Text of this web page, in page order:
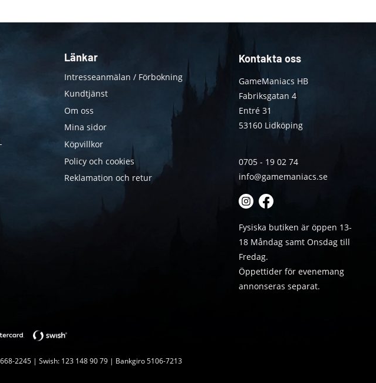
Länkar
Intresseanmälan / Förbokning
Kundtjänst
Om oss
Mina sidor
Köpvillkor
Policy och cookies
Reklamation och retur
Kontakta oss
GameManiacs HB
Fabriksgatan 4
Entré 31
53160 Lidköping
0705 - 19 02 74
info@gamemaniacs.se
Fysiska butiken är öppen 13-
18 Måndag samt Onsdag till
Fredag.
Öppettider för evenemang
annonseras separat.
2245 | Swish: 123 148 90 79 | Bankgiro 5106-7213